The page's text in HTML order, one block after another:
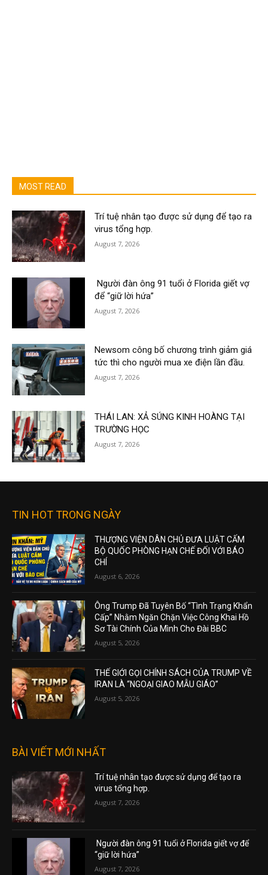
MOST READ
Trí tuệ nhân tạo được sử dụng để tạo ra
virus tổng hợp.
August 7, 2026
Người đàn ông 91 tuổi ở Florida giết vợ
để “giữ lời hứa”
August 7, 2026
Newsom công bố chương trình giảm giá
tức thì cho người mua xe điện lần đầu.
August 7, 2026
THÁI LAN: XẢ SÚNG KINH HOÀNG TẠI
TRƯỜNG HỌC
August 7, 2026
TIN HOT TRONG NGÀY
THƯỢNG VIỆN DÂN CHỦ ĐƯA LUẬT CẤM
BỘ QUỐC PHÒNG HẠN CHẾ ĐỐI VỚI BÁO
CHÍ
August 6, 2026
Ông Trump Đã Tuyên Bố “Tình Trạng Khẩn
Cấp” Nhằm Ngăn Chặn Việc Công Khai Hồ
Sơ Tài Chính Của Mình Cho Đài BBC
August 5, 2026
THẾ GIỚI GỌI CHÍNH SÁCH CỦA TRUMP VỀ
IRAN LÀ “NGOẠI GIAO MẪU GIÁO”
August 5, 2026
BÀI VIẾT MỚI NHẤT
Trí tuệ nhân tạo được sử dụng để tạo ra
virus tổng hợp.
August 7, 2026
Người đàn ông 91 tuổi ở Florida giết vợ để
“giữ lời hứa”
August 7, 2026